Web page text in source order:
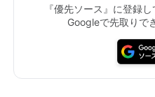
『優先ソース』に登録
Googleで先取りで